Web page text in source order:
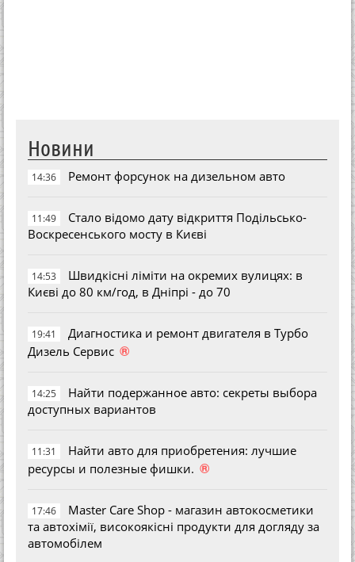
Новини
14:36 Ремонт форсунок на дизельном авто
11:49
Стало відомо дату відкриття Подільсько-
Воскресенського мосту в Києві
14:53
Швидкісні ліміти на окремих вулицях: в
Києві до 80 км/год, в Дніпрі - до 70
19:41
Диагностика и ремонт двигателя в Турбо
Дизель Сервис ®
14:25
Найти подержанное авто: секреты выбора
доступных вариантов
11:31
Найти авто для приобретения: лучшие
ресурсы и полезные фишки. ®
17:46
Master Care Shop - магазин автокосметики
та автохімії, високоякісні продукти для догляду за
автомобілем